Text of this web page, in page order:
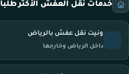
خدمات نقل العفش الأكثر طلباً
ونيت نقل عفش بالرياض
داخل الرياض وخارجها